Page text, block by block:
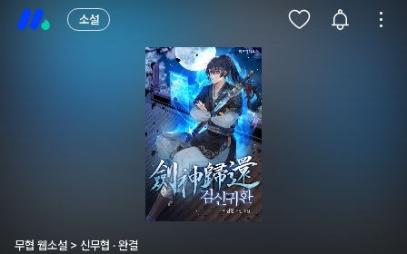
소설
무협 웹소설 > 신무협 · 완결